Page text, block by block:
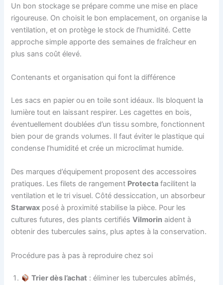
Un bon stockage se prépare comme une mise en place
rigoureuse. On choisit le bon emplacement, on organise la
ventilation, et on protège le stock de l’humidité. Cette
approche simple apporte des semaines de fraîcheur en
plus sans coût élevé.
Contenants et organisation qui font la différence
Les sacs en papier ou en toile sont idéaux. Ils bloquent la
lumière tout en laissant respirer. Les cagettes en bois,
éventuellement doublées d’un tissu sombre, fonctionnent
bien pour de grands volumes. Il faut éviter le plastique qui
condense l’humidité et crée un microclimat humide.
Des marques d’équipement proposent des accessoires
pratiques. Les filets de rangement Protecta facilitent la
ventilation et le tri visuel. Côté dessiccation, un absorbeur
Starwax posé à proximité stabilise la pièce. Pour les
cultures futures, des plants certifiésVilmorin aident à
obtenir des tubercules sains, plus aptes à la conservation.
Procédure pas à pas à reproduire chez soi
Trier dès l’achat : éliminer les tubercules abîmés,